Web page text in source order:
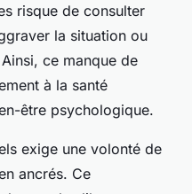
risque de consulter
la situation ou
ce manque de
à la santé
être psychologique.
exige une volonté de
ancrés. Ce